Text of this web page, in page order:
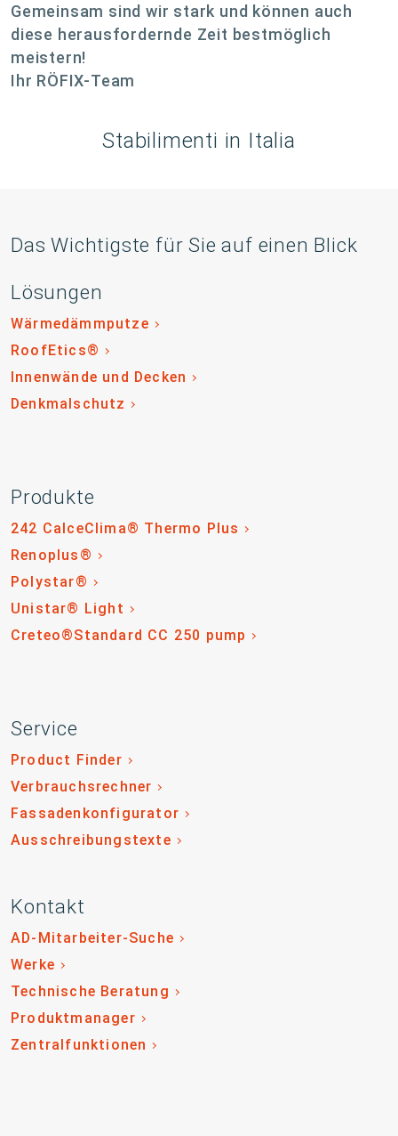
Gemeinsam sind wir stark und können auch
diese herausfordernde Zeit bestmöglich
meistern!
Ihr RÖFIX-Team
Stabilimenti in Italia
Das Wichtigste für Sie auf einen Blick
Lösungen
Wärmedämmputze
RoofEtics®
Innenwände und Decken
Denkmalschutz
Produkte
242 CalceClima® Thermo Plus
Renoplus®
Polystar®
Unistar® Light
Creteo®Standard CC 250 pump
Service
Product Finder
Verbrauchsrechner
Fassadenkonfigurator
Ausschreibungstexte
Kontakt
AD-Mitarbeiter-Suche
Werke
Technische Beratung
Produktmanager
Zentralfunktionen